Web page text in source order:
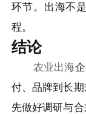
环节。出海不
程。
结论
农业出海
付、品牌到长
先做好调研与